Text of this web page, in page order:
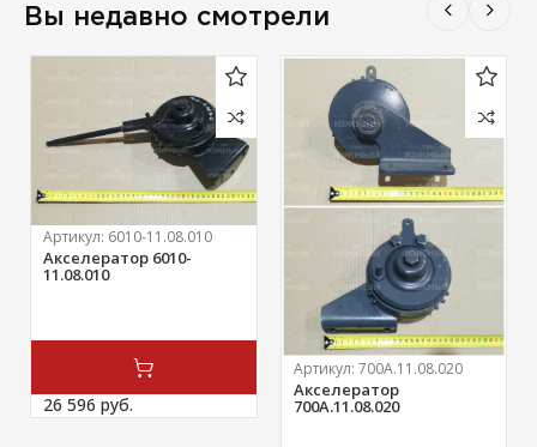
Вы недавно смотрели
Артикул: 6010-11.08.010
Акселератор 6010-
11.08.010
26 596 руб.
Артикул: 700А.11.08.020
Акселератор
700А.11.08.020